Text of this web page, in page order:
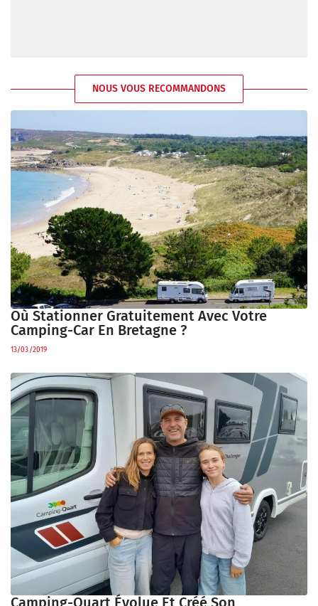
NOUS VOUS RECOMMANDONS
Où Stationner Gratuitement Avec Votre
Camping-Car En Bretagne ?
13/03/2019